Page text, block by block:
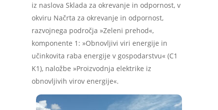
iz naslova Sklada za okrevanje in odpornost, v
okviru Načrta za okrevanje in odpornost,
razvojnega področja »Zeleni prehod«,
komponente 1: »Obnovljivi viri energije in
učinkovita raba energije v gospodarstvu« (C1
K1), naložbe »Proizvodnja elektrike iz
obnovljivih virov energije«.